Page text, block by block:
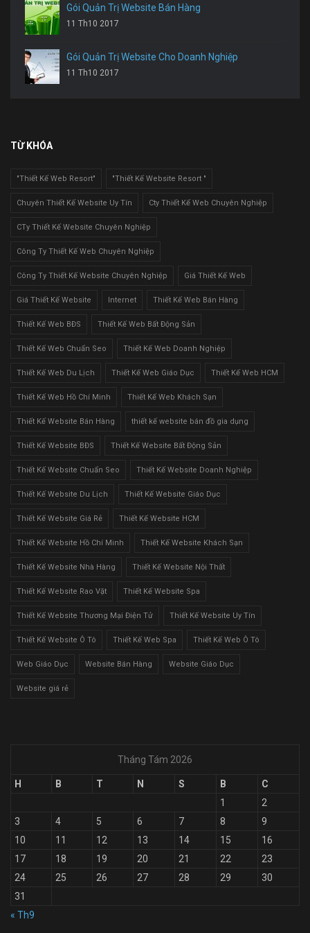
Gói Quản Trị Website Bán Hàng
11 Th10 2017
Gói Quản Trị Website Cho Doanh Nghiệp
11 Th10 2017
TỪ KHÓA
"Thiết Kế Web Resort" "Thiết Kế Website Resort "
Chuyên Thiết Kế Website Uy Tín Cty Thiết Kế Web Chuyên Nghiệp
CTy Thiết Kế Website Chuyên Nghiệp
Công Ty Thiết Kế Web Chuyên Nghiệp
Công Ty Thiết Kế Website Chuyên Nghiệp Giá Thiết Kế Web
Giá Thiết Kế Website Internet Thiết Kế Web Bán Hàng
Thiết Kế Web BĐS Thiết Kế Web Bất Động Sản
Thiết Kế Web Chuẩn Seo Thiết Kế Web Doanh Nghiệp
Thiết Kế Web Du Lịch Thiết Kế Web Giáo Dục Thiết Kế Web HCM
Thiết Kế Web Hồ Chí Minh Thiết Kế Web Khách Sạn
Thiết Kế Website Bán Hàng thiết kế website bán đồ gia dụng
Thiết Kế Website BĐS Thiết Kế Website Bất Động Sản
Thiết Kế Website Chuẩn Seo Thiết Kế Website Doanh Nghiệp
Thiết Kế Website Du Lịch Thiết Kế Website Giáo Dục
Thiết Kế Website Giá Rẻ Thiết Kế Website HCM
Thiết Kế Website Hồ Chí Minh Thiết Kế Website Khách Sạn
Thiết Kế Website Nhà Hàng Thiết Kế Website Nội Thất
Thiết Kế Website Rao Vặt Thiết Kế Website Spa
Thiết Kế Website Thương Mại Điện Tử Thiết Kế Website Uy Tín
Thiết Kế Website Ô Tô Thiết Kế Web Spa Thiết Kế Web Ô Tô
Web Giáo Dục Website Bán Hàng Website Giáo Dục
Website giá rẻ
Tháng Tám 2026
H B T N S B
C
1
2
3
4 5 6 7 8
9
10
11 12 13 14 15
16
17
18 19 20 21 22
23
24
25 26 27 28 29
30
31
« Th9